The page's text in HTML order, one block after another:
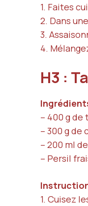
1. Faites
2. Dans
3.
4.
H3 :
– 400 g
– 300 g de
– 200 ml
– Persil
1. Cuisez